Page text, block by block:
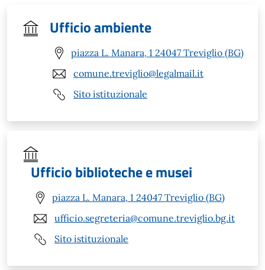
Ufficio ambiente
piazza L. Manara, 1 24047 Treviglio (BG)
comune.treviglio@legalmail.it
Sito istituzionale
Ufficio biblioteche e musei
piazza L. Manara, 1 24047 Treviglio (BG)
ufficio.segreteria@comune.treviglio.bg.it
Sito istituzionale